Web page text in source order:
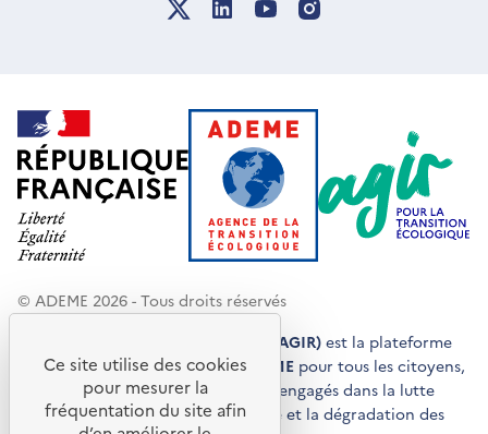
© ADEME 2026 - Tous droits réservés
Agir pour la transition écologique (AGIR) est la plateforme
de conseils et de services de l'ADEME pour tous les citoyens,
acteurs économiques et territoires engagés dans la lutte
contre le réchauffement climatique et la dégradation des
Ce site utilise des cookies
pour mesurer la
fréquentation du site afin